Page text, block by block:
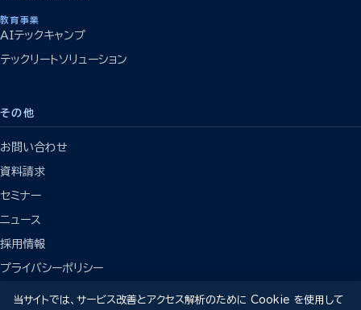
教育事業
AIテックキャンプ
テックリートソリューション
その他
お問い合わせ
資料請求
セミナー
ニュース
採用情報
プライバシーポリシー
当サイトでは、サービス改善とアクセス解析のために Cookie を使用して